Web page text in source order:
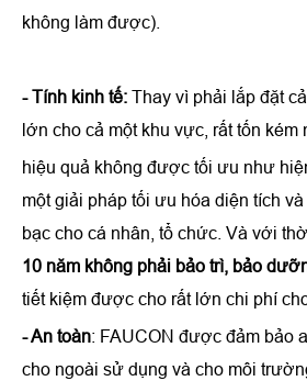
không làm được).
- Tính kinh tế: Thay vì phải lắp đặt
lớn cho cả một khu vực, rất tốn kém
hiệu quả không được tối ưu như
một giải pháp tối ưu hóa diện tích
bạc cho cá nhân, tổ chức. Và với
10 năm không phải bảo trì, bảo
tiết kiệm được cho rất lớn chi phí
- An toàn: FAUCON được đảm bảo
cho ngoài sử dụng và cho môi